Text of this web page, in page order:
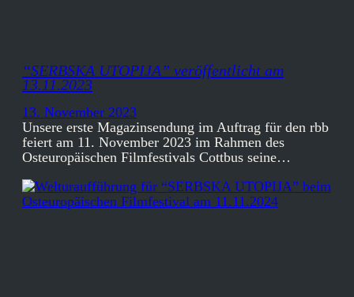
“SERBSKA UTOPIJA” veröffentlicht am
13.11.2023
13. November 2023
Unsere erste Magazinsendung im Auftrag für den rbb
feiert am 11. November 2023 im Rahmen des
Osteuropäischen Filmfestivals Cottbus seine…